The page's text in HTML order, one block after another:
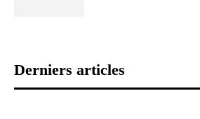
Derniers articles